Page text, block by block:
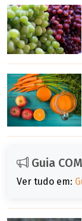
Guia
Ver tudo em: